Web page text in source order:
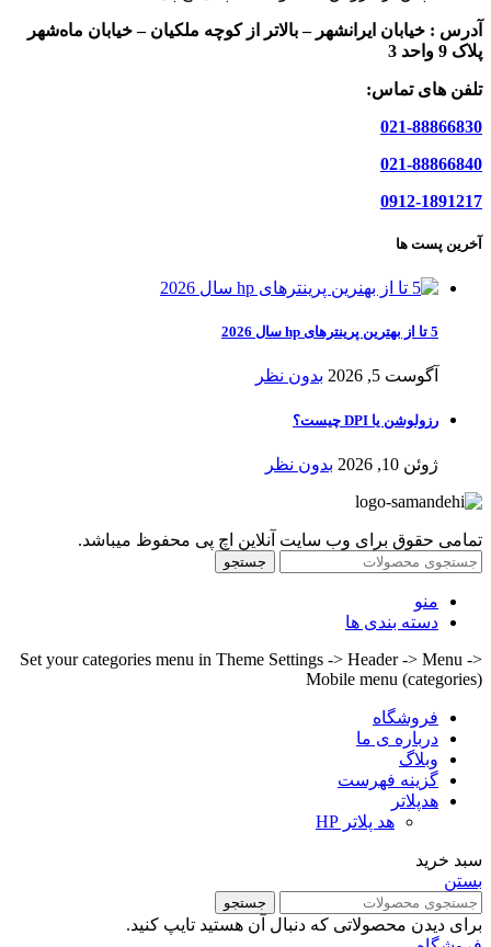
آدرس : خیابان ایرانشهر – بالاتر از کوچه ملکیان – خیابان ماه‌شهر
پلاک 9 واحد 3
تلفن های تماس:
021-88866830
021-88866840
0912-1891217
آخرین پست ها
5 تا از بهترین پرینترهای hp سال 2026
آگوست 5, 2026 بدون نظر
رزولوشن یا DPI چیست؟
ژوئن 10, 2026 بدون نظر
تمامی حقوق برای وب سایت آنلاین اچ پی محفوظ میباشد.
جستجو
منو
دسته بندی ها
Set your categories menu in Theme Settings -> Header -> Menu ->
Mobile menu (categories)
فروشگاه
درباره ی ما
وبلاگ
گزینه فهرست
هدپلاتر
هد پلاتر HP
سبد خرید
بستن
جستجو
برای دیدن محصولاتی که دنبال آن هستید تایپ کنید.